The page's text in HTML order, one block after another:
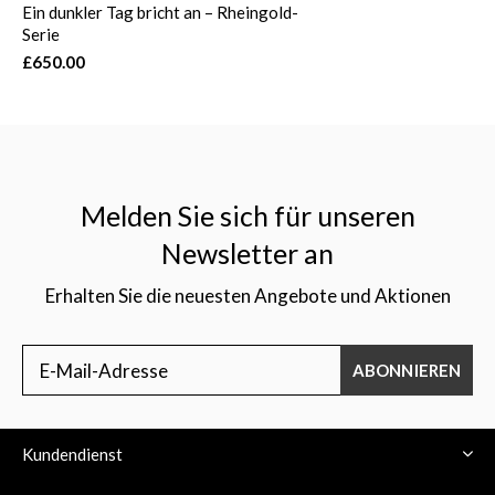
Ein dunkler Tag bricht an – Rheingold-
Serie
£650.00
Melden Sie sich für unseren
Newsletter an
Erhalten Sie die neuesten Angebote und Aktionen
ABONNIEREN
Kundendienst